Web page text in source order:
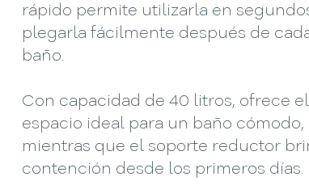
rápido permite utilizarla en
plegarla fácilmente después de
baño.
Con capacidad de 40 litros, ofrece el
espacio ideal para un baño cómodo,
mientras que el soporte reductor
contención desde los primeros días.